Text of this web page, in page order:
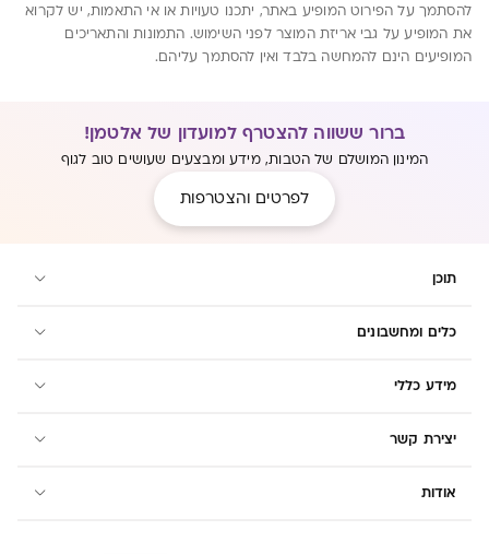
להסתמך על הפירוט המופיע באתר, יתכנו טעויות או אי התאמות, יש לקרוא
את המופיע על גבי אריזת המוצר לפני השימוש. התמונות והתאריכים
המופיעים הינם להמחשה בלבד ואין להסתמך עליהם.
ברור ששווה להצטרף למועדון של אלטמן!
המינון המושלם של הטבות, מידע ומבצעים שעושים טוב לגוף
לפרטים והצטרפות
תוכן
כלים ומחשבונים
מידע כללי
יצירת קשר
אודות